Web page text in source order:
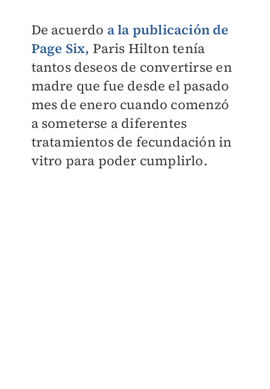
De acuerdo a la publicación de
Page Six, Paris Hilton tenía
tantos deseos de convertirse en
madre que fue desde el pasado
mes de enero cuando comenzó
a someterse a diferentes
tratamientos de fecundación in
vitro para poder cumplirlo.